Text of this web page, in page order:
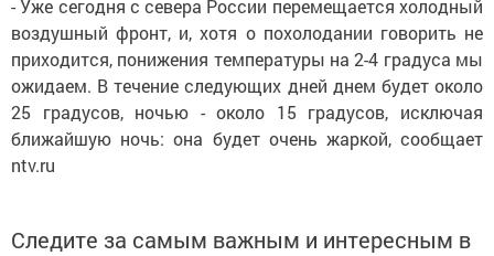
- Уже сегодня с севера России перемещается холодный
воздушный фронт, и, хотя о похолодании говорить не
приходится, понижения температуры на 2-4 градуса мы
ожидаем. В течение следующих дней днем будет около
25 градусов, ночью - около 15 градусов, исключая
ближайшую ночь: она будет очень жаркой, сообщает
ntv.ru
Следите за самым важным и интересным в